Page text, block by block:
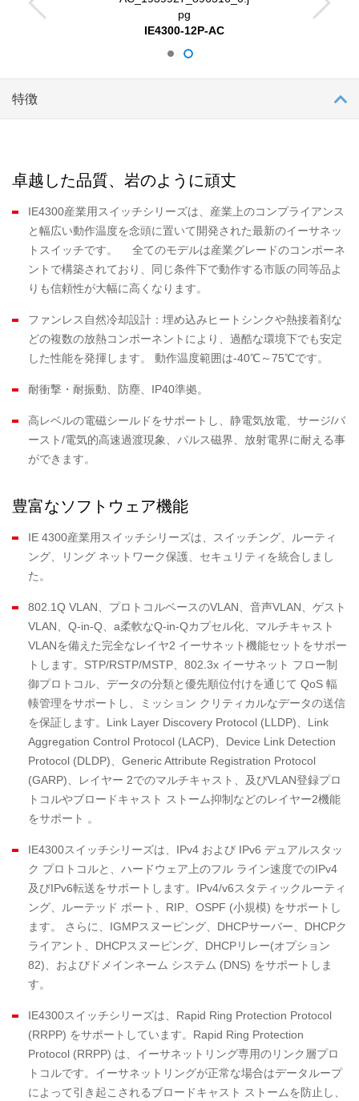
IE4300-12P-AC
特徴
卓越した品質、岩のように頑丈
IE4300産業用スイッチシリーズは、産業上のコンプライアンス
と幅広い動作温度を念頭に置いて開発された最新のイーサネッ
トスイッチです。 全てのモデルは産業グレードのコンポーネ
ントで構築されており、同じ条件下で動作する市販の同等品よ
りも信頼性が大幅に高くなります。
ファンレス自然冷却設計：埋め込みヒートシンクや熱接着剤な
どの複数の放熱コンポーネントにより、過酷な環境下でも安定
した性能を発揮します。 動作温度範囲は-40℃～75℃です。
耐衝撃・耐振動、防塵、IP40準拠。
高レベルの電磁シールドをサポートし、静電気放電、サージ/バ
ースト/電気的高速過渡現象、パルス磁界、放射電界に耐える事
ができます。
豊富なソフトウェア機能
IE 4300産業用スイッチシリーズは、スイッチング、ルーティ
ング、リング ネットワーク保護、セキュリティを統合しまし
た。
802.1Q VLAN、プロトコルベースのVLAN、音声VLAN、ゲスト
VLAN、Q-in-Q、a柔軟なQ-in-Qカプセル化、マルチキャスト
VLANを備えた完全なレイヤ2 イーサネット機能セットをサポー
トします。STP/RSTP/MSTP、802.3x イーサネット フロー制
御プロトコル、データの分類と優先順位付けを通じて QoS 輻
輳管理をサポートし、ミッション クリティカルなデータの送信
を保証します。Link Layer Discovery Protocol (LLDP)、Link
Aggregation Control Protocol (LACP)、Device Link Detection
Protocol (DLDP)、Generic Attribute Registration Protocol
(GARP)、レイヤー 2でのマルチキャスト、及びVLAN登録プロ
トコルやブロードキャスト ストーム抑制などのレイヤー2機能
をサポート 。
IE4300スイッチシリーズは、IPv4 および IPv6 デュアルスタッ
ク プロトコルと、ハードウェア上のフル ライン速度でのIPv4
及びIPv6転送をサポートします。IPv4/v6スタティックルーティ
ング、ルーテッド ポート、RIP、OSPF (小規模) をサポートし
ます。 さらに、IGMPスヌーピング、DHCPサーバー、DHCPク
ライアント、DHCPスヌーピング、DHCPリレー(オプション
82)、およびドメインネーム システム (DNS) をサポートしま
す。
IE4300スイッチシリーズは、Rapid Ring Protection Protocol
(RRPP) をサポートしています。Rapid Ring Protection
Protocol (RRPP) は、イーサネットリング専用のリンク層プロ
トコルです。イーサネットリングが正常な場合はデータループ
によって引き起こされるブロードキャスト ストームを防止し、